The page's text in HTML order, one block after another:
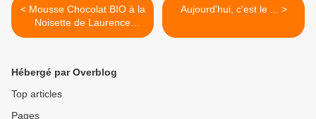
< Mousse Chocolat BIO à la
Noisette de Laurence
Salomon
Aujourd'hui, c'est le ... >
Hébergé par Overblog
Top articles
Pages